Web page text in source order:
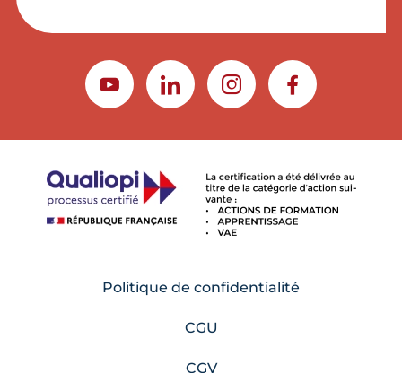
YOUTUBELINKEDININSTAGRAMFACEBOOK
Politique de confidentialité
CGU
CGV